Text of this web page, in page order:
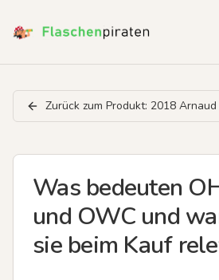
Zurück zum Produkt: 2018
Was bedeuten
und OWC und
sie beim Kauf